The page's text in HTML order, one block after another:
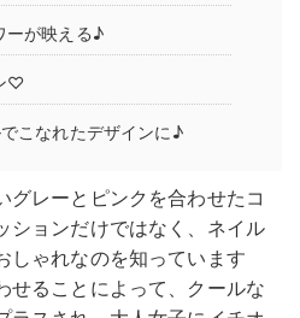
ーが映える♪
♡
こなれたデザインに♪
グレーとピンクを合わせたコ
ションだけではなく、ネイル
しゃれなのを知っています
せることによって、クールな